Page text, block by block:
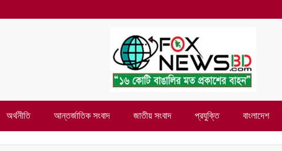
অর্থনীতি আন্তর্জাতিক সংবাদ জাতীয় সংবাদ প্রযুক্তি বাংলাদেশ